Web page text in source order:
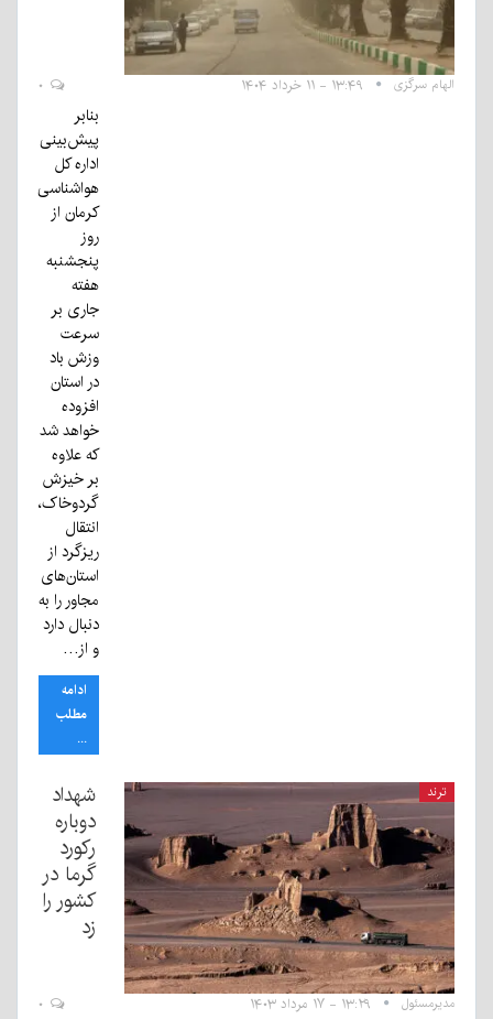
الهام سرگزی ۱۳:۴۹ - ۱۱ خرداد ۱۴۰۴
بنابر
پیش‌بینی
اداره کل
هواشناسی
کرمان از
روز
پنجشنبه
هفته
جاری بر
سرعت
وزش باد
در استان
افزوده
خواهد شد
که علاوه
بر خیزش
گردوخاک،
انتقال
ریزگرد از
استان‌های
مجاور را به
دنبال دارد
و از…
ادامه
مطلب
...
ترند
شهداد
دوباره
رکورد
گرما در
کشور را
زد
مدیرمسئول ۱۳:۲۹ - ۱۷ مرداد ۱۴۰۳